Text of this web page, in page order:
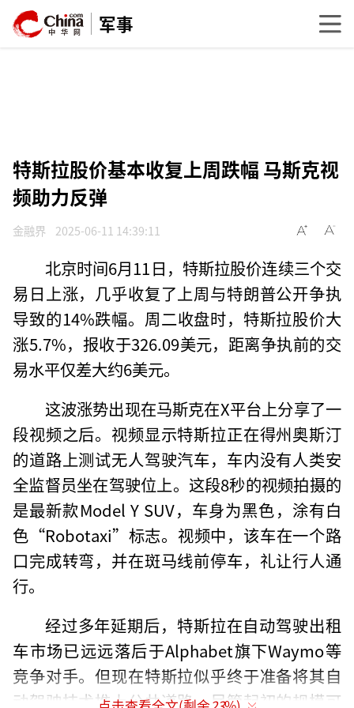
军事
特斯拉股价基本收复上周跌幅 马斯克视
频助力反弹
金融界 2025-06-11 14:39:11
北京时间6月11日，特斯拉股价连续三个交
易日上涨，几乎收复了上周与特朗普公开争执
导致的14%跌幅。周二收盘时，特斯拉股价大
涨5.7%，报收于326.09美元，距离争执前的交
易水平仅差大约6美元。
这波涨势出现在马斯克在X平台上分享了一
段视频之后。视频显示特斯拉正在得州奥斯汀
的道路上测试无人驾驶汽车，车内没有人类安
全监督员坐在驾驶位上。这段8秒的视频拍摄的
是最新款Model Y SUV，车身为黑色，涂有白
色“Robotaxi”标志。视频中，该车在一个路
口完成转弯，并在斑马线前停车，礼让行人通
行。
经过多年延期后，特斯拉在自动驾驶出租
车市场已远远落后于Alphabet旗下Waymo等
竞争对手。但现在特斯拉似乎终于准备将其自
动驾驶技术推上公共道路，尽管起初的规模可